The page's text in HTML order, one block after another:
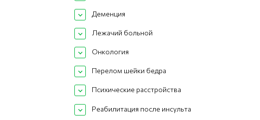
Деменция
Лежачий больной
Онкология
Перелом шейки бедра
Психические расстройства
Реабилитация после инсульта